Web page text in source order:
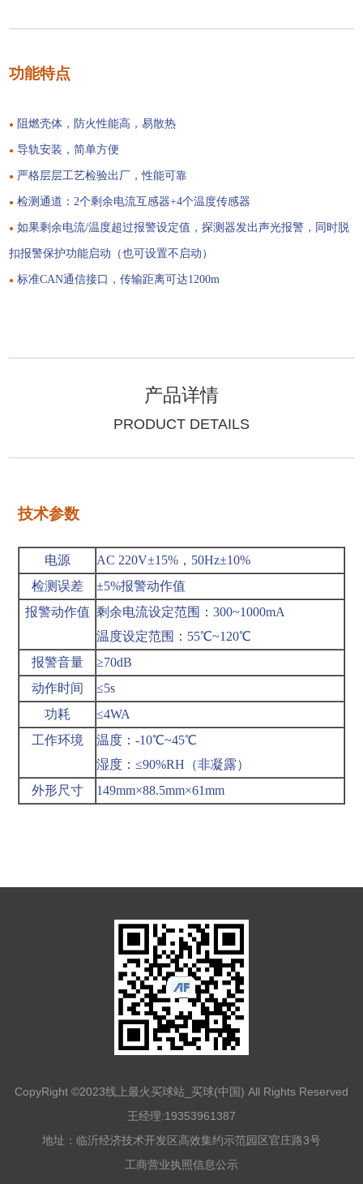
功能特点
● 阻燃壳体，防火性能高，易散热
● 导轨安装，简单方便
● 严格层层工艺检验出厂，性能可靠
● 检测通道：2个剩余电流互感器+4个温度传感器
● 如果剩余电流/温度超过报警设定值，探测器发出声光报警，同时脱
扣报警保护功能启动（也可设置不启动）
● 标准CAN通信接口，传输距离可达1200m
产品详情
PRODUCT DETAILS
技术参数
电源
AC 220V±15%，50Hz±10%
检测误差
±5%报警动作值
报警动作值 剩余电流设定范围：300~1000mA
温度设定范围：55℃~120℃
报警音量
≥70dB
动作时间
≤5s
功耗
≤4WA
工作环境
温度：-10℃~45℃
湿度：≤90%RH（非凝露）
外形尺寸
149mm×88.5mm×61mm
CopyRight ©2023线上最火买球站_买球(中国) All Rights Reserved
王经理:19353961387
地址：临沂经济技术开发区高效集约示范园区官庄路3号
工商营业执照信息公示